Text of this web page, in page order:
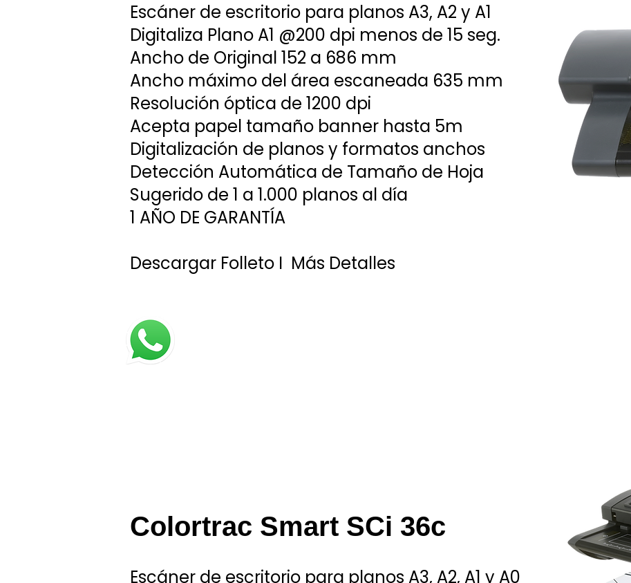
Escáner de escritorio para planos A3, A2 y A1
Digitaliza Plano A1 @200 dpi menos de 15 seg.
Ancho de Original 152 a 686 mm
Ancho máximo del área escaneada 635 mm
Resolución óptica de 1200 dpi
Acepta papel tamaño banner hasta 5m
Digitalización de planos y formatos anchos
Detección Automática de Tamaño de Hoja
Sugerido de 1 a 1.000 planos al día
1 AÑO DE GARANTÍA
Descargar Folleto I Más Detalles
Colortrac Smart SCi 36c
Escáner de escritorio para planos A3, A2, A1 y A0